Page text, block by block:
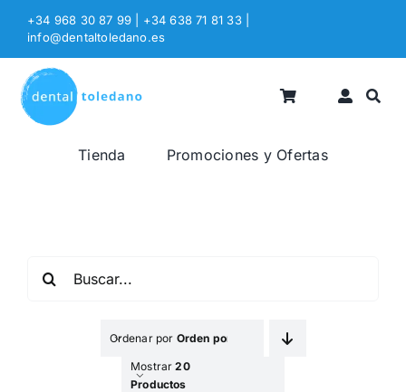
Saltar
contenido
+34 968 30 87 99 | +34 638 71 81 33
info@dentaltoledano.es
Tienda Promociones y Ofertas
Ordenar por Orden por Defecto
Mostrar20
Productos